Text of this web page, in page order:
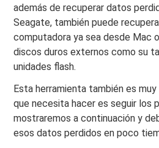
además de recuperar datos
Seagate, también puede
computadora ya sea desde Mac
discos duros externos como su
unidades flash.
Esta herramienta también es
que necesita hacer es seguir los
mostraremos a continuación y
esos datos perdidos en poco